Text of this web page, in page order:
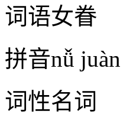
词语女眷
拼音nǚ juàn
词性名词